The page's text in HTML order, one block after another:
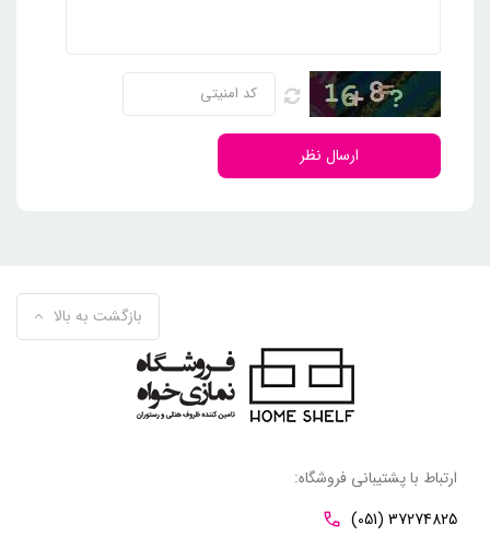
ارسال نظر
بازگشت به بالا
ارتباط با پشتیبانی فروشگاه:
(051) 37274825